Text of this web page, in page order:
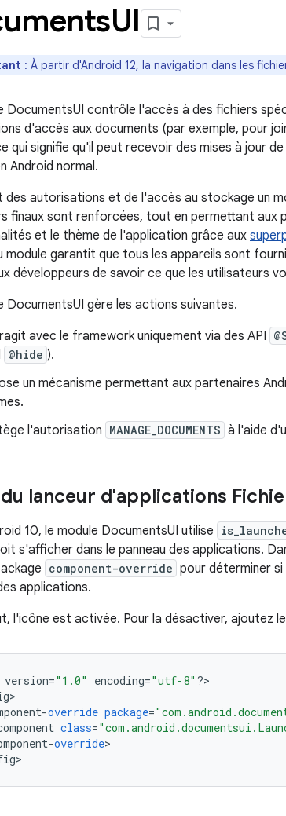
UI
: À partir d'Android 12, la navigation dans les
DocumentsUI contrôle l'accès à des fichiers
d'accès aux documents (par exemple, pour
qui signifie qu'il peut recevoir des mises à jour
Android normal.
des autorisations et de l'accès au stockage un
finaux sont renforcées, tout en permettant aux
et le thème de l'application grâce aux
module garantit que tous les appareils sont
développeurs de savoir ce que les utilisateurs
DocumentsUI gère les actions suivantes.
avec le framework uniquement via des API
@hide ).
un mécanisme permettant aux partenaires
l'autorisation MANAGE_DOCUMENTS à l'aide
lanceur d'applications
10, le module DocumentsUI utilise
s'afficher dans le panneau des applications.
component-override pour déterminer
applications.
l'icône est activée. Pour la désactiver, ajoutez
version="1.0" encoding="utf-8" ?>
-override package=
class=
-override>